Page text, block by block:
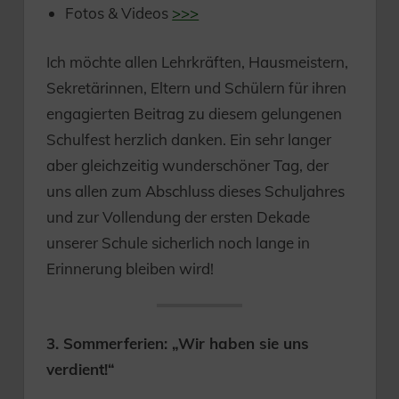
Fotos & Videos >>>
Ich möchte allen Lehrkräften, Hausmeistern,
Sekretärinnen, Eltern und Schülern für ihren
engagierten Beitrag zu diesem gelungenen
Schulfest herzlich danken. Ein sehr langer
aber gleichzeitig wunderschöner Tag, der
uns allen zum Abschluss dieses Schuljahres
und zur Vollendung der ersten Dekade
unserer Schule sicherlich noch lange in
Erinnerung bleiben wird!
3. Sommerferien: „Wir haben sie uns
verdient!“